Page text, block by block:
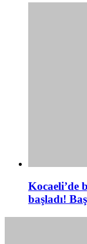
Kocaeli’de
başladı!